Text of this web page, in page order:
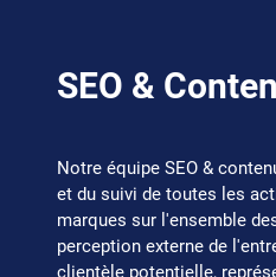
SEO &
Notre équipe SEO &
et du suivi de toutes les
marques sur l'ensemble
perception externe de
clientèle potentielle,